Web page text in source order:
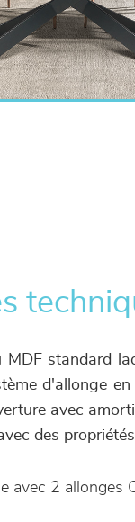
MDF standard
d'allonge
avec
des
avec 2